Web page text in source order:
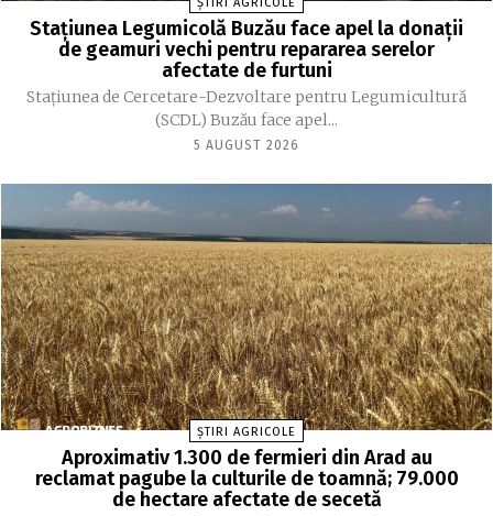
ȘTIRI AGRICOLE
Stațiunea Legumicolă Buzău face apel la donații
de geamuri vechi pentru repararea serelor
afectate de furtuni
Stațiunea de Cercetare-Dezvoltare pentru Legumicultură
(SCDL) Buzău face apel...
5 AUGUST 2026
ȘTIRI AGRICOLE
Aproximativ 1.300 de fermieri din Arad au
reclamat pagube la culturile de toamnă; 79.000
de hectare afectate de secetă